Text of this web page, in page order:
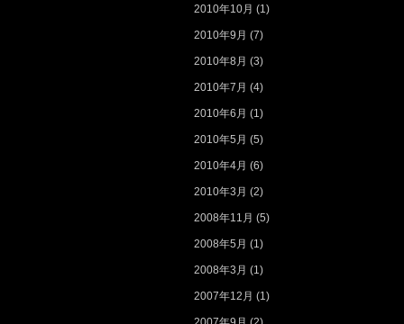
2010年10月 (1)
2010年9月 (7)
2010年8月 (3)
2010年7月 (4)
2010年6月 (1)
2010年5月 (5)
2010年4月 (6)
2010年3月 (2)
2008年11月 (5)
2008年5月 (1)
2008年3月 (1)
2007年12月 (1)